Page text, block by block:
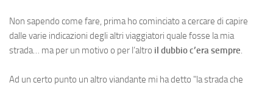
Non sapendo come fare, prima ho cominciato a cercare di capire
dalle varie indicazioni degli altri viaggiatori quale fosse la mia
strada… ma per un motivo o per l’altro il dubbio c’era sempre.
Ad un certo punto un altro viandante mi ha detto "la strada che